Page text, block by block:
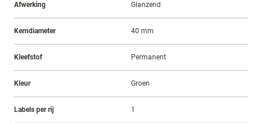
Afwerking Glanzend
Kerndiameter 40 mm
Kleefstof Permanent
Kleur Groen
Labels per rij 1